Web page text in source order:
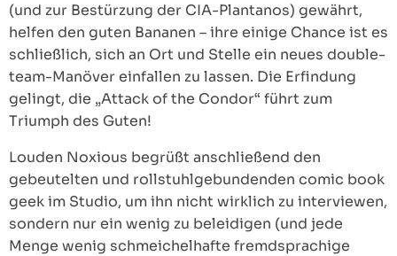
(und zur Bestürzung der CIA-Plantanos) gewährt,
helfen den guten Bananen – ihre einige Chance ist es
schließlich, sich an Ort und Stelle ein neues double-
team-Manöver einfallen zu lassen. Die Erfindung
gelingt, die „Attack of the Condor“ führt zum
Triumph des Guten!
Louden Noxious begrüßt anschließend den
gebeutelten und rollstuhlgebundenden comic book
geek im Studio, um ihn nicht wirklich zu interviewen,
sondern nur ein wenig zu beleidigen (und jede
Menge wenig schmeichelhafte fremdsprachige